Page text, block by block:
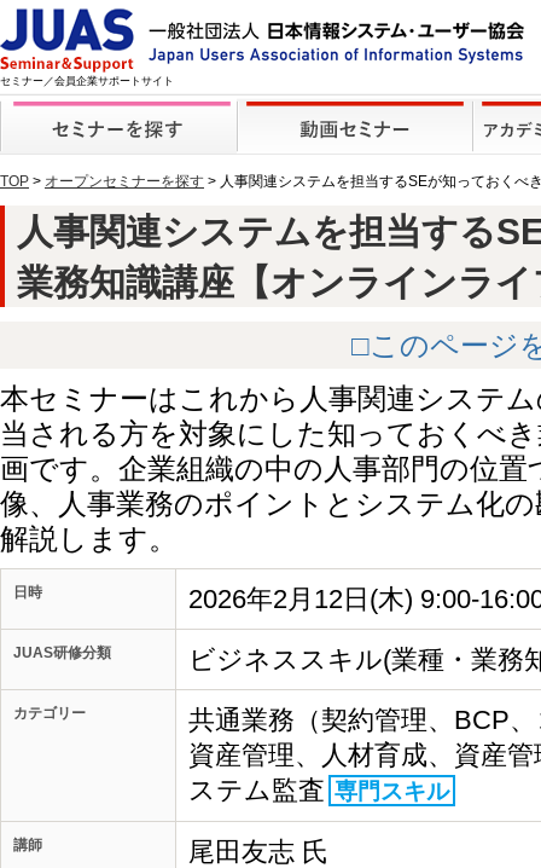
セミナー／会員企業サポートサイト
TOP > オープンセミナーを探す > 人事関連システムを担当するSEが知っておくべ
人事関連システムを担当する
業務知識講座【オンラインラ
□このページ
本セミナーはこれから人事関連システ
当される方を対象にした知っておくべ
画です。企業組織の中の人事部門の位
像、人事業務のポイントとシステム化
解説します。
日時 2026年2月12日(木) 9:00-
JUAS研修分類 ビジネススキル(業種・業務
カテゴリー
共通業務（契約管理、BCP
資産管理、人材育成、資産
ステム監査 専門スキル
講師
尾田友志 氏